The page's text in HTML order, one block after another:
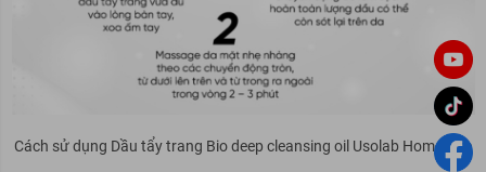
Cách sử dụng Dầu tẩy trang Bio deep cleansing oil Usolab Homecare